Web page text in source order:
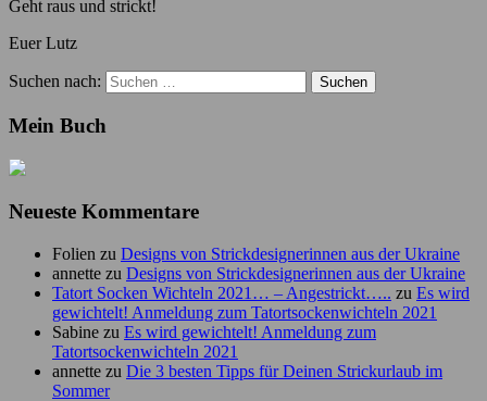
Geht raus und strickt!
Euer Lutz
Suchen nach:
Mein Buch
Neueste Kommentare
Folien zu Designs von Strickdesignerinnen aus der Ukraine
annette zu Designs von Strickdesignerinnen aus der Ukraine
Tatort Socken Wichteln 2021… – Angestrickt….. zu Es wird
gewichtelt! Anmeldung zum Tatortsockenwichteln 2021
Sabine zu Es wird gewichtelt! Anmeldung zum
Tatortsockenwichteln 2021
annette zu Die 3 besten Tipps für Deinen Strickurlaub im
Sommer